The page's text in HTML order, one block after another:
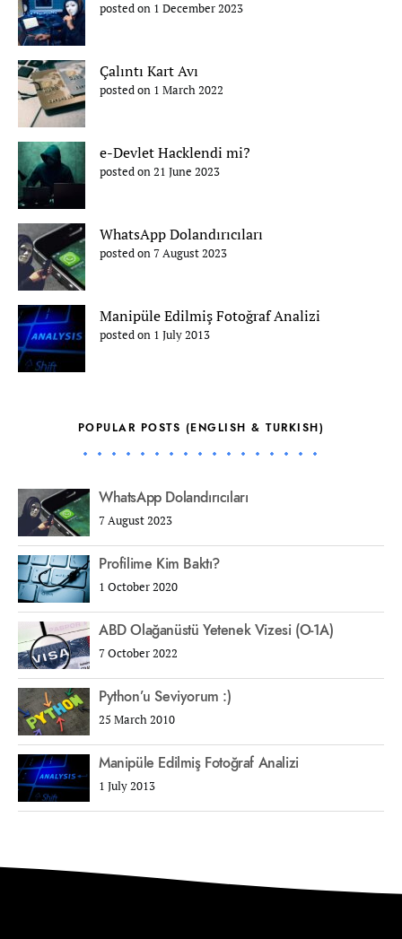
posted on 1 December 2023
Çalıntı Kart Avı
posted on 1 March 2022
e-Devlet Hacklendi mi?
posted on 21 June 2023
WhatsApp Dolandırıcıları
posted on 7 August 2023
Manipüle Edilmiş Fotoğraf Analizi
posted on 1 July 2013
POPULAR POSTS (ENGLISH & TURKISH)
WhatsApp Dolandırıcıları
7 August 2023
Profilime Kim Baktı?
1 October 2020
ABD Olağanüstü Yetenek Vizesi (O-1A)
7 October 2022
Python’u Seviyorum :)
25 March 2010
Manipüle Edilmiş Fotoğraf Analizi
1 July 2013